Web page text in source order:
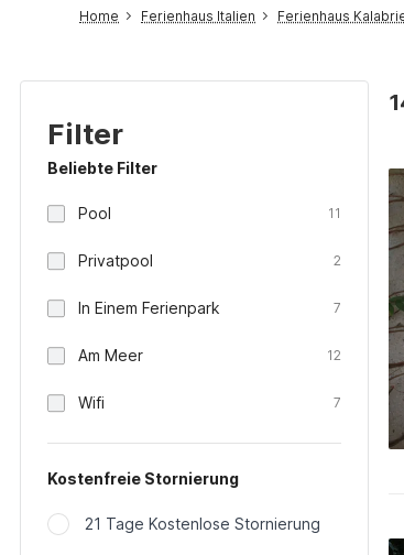
Home Ferienhaus Italien Ferienhaus
Filter
Beliebte Filter
Pool 11
Privatpool 2
In Einem Ferienpark 7
Am Meer 12
Wifi 7
Kostenfreie Stornierung
21 Tage Kostenlose Stornierung